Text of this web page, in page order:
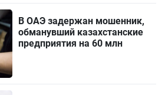
В ОАЭ задержан мошенник,
обманувший казахстанские
предприятия на 60 млн